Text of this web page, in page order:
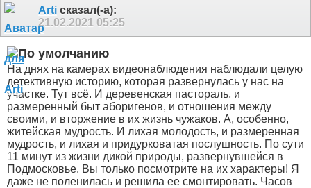
Arti сказал(-а):
21.02.2021 05:25
На днях на камерах видеонаблюдения наблюдали целую
детективную историю, которая развернулась у нас на
участке. Тут всё. И деревенская пастораль, и
размеренный быт аборигенов, и отношения между
своими, и вторжение в их жизнь чужаков. А, особенно,
житейская мудрость. И лихая молодость, и размеренная
мудрость, и лихая и придурковатая послушность. По сути
11 минут из жизни дикой природы, развернувшейся в
Подмосковье. Вы только посмотрите на их характеры! Я
даже не поленилась и решила ее смонтировать. Часов